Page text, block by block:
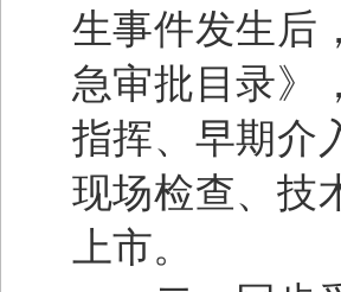
生事件发生后
急审批目录》
指挥、早期介
现场检查、技
上市。